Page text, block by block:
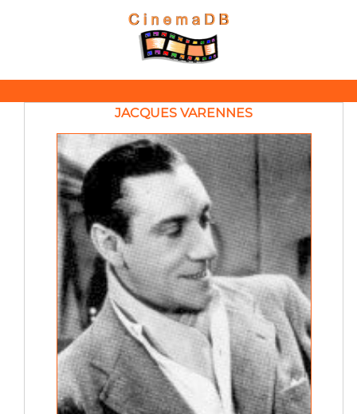
JACQUES VARENNES